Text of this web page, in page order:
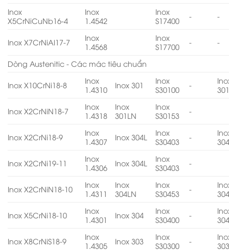
Inox
X5CrNiCuNb16-4
Inox
1.4542
Inox
S17400
- -
Inox X7CrNiAl17-7
Inox
1.4568
Inox
S17700
- -
Dòng Austenitic - Các mác tiêu chuẩn
Inox X10CrNi18-8
Inox
1.4310
Inox 301
Inox
S30100
-
Inox X2CrNiN18-7
Inox
1.4318
Inox
301LN
Inox
S30153
-
Inox X2CrNi18-9
Inox
1.4307
Inox 304L
Inox
S30403
-
Inox X2CrNi19-11
Inox
1.4306
Inox 304L
Inox
S30403
-
Inox X2CrNiN18-10
Inox
1.4311
Inox
304LN
Inox
S30453
-
Inox X5CrNi18-10
Inox
1.4301
Inox 304
Inox
S30400
-
Inox X8CrNiS18-9
Inox
1.4305
Inox 303
Inox
S30300
-